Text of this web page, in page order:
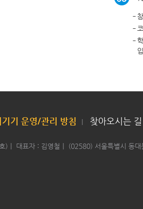
‑
‑
‑
기 운영/관리 방침 찾아오시는 길
) 대표자 : 김영철 (02580) 서울특별시 동대